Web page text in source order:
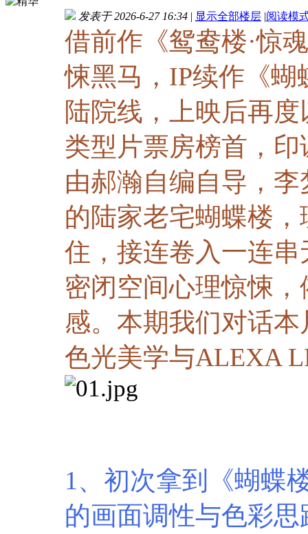
发表于 2026-6-27 16:34 | 显示全部楼层 |阅读模
借前作《鸳鸯楼·惊
悚黑马，IP续作《蝴
陆院线，上映后再
类型片票房榜首，
由郝瀚自编自导，
的陆家老宅蝴蝶楼
住，接连卷入一连
密闭空间心理惊悚
感。本期我们对话
色光美学与ALEXA
1、初次拿到《蝴蝶
的画面调性与色彩